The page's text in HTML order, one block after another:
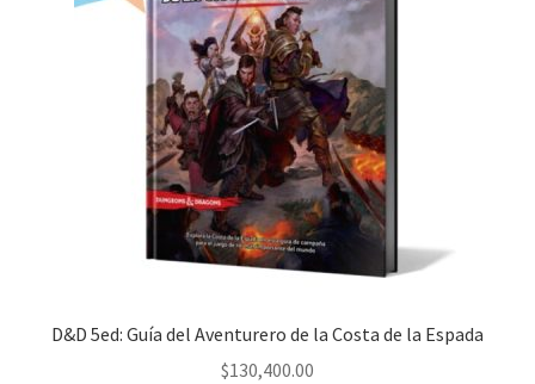
D&D 5ed: Guía del Aventurero de la Costa de la Espada
$130,400.00